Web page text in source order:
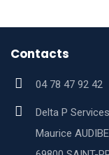
Contacts
04 78 47 92 42
Delta P
Maurice